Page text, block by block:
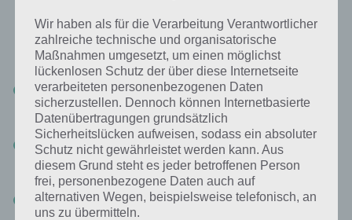
Neben Spielspaß kann WORDR auch dabei unterstützen, die
Sprachkenntnisse in den 4 Sprachen zu verbessern, bzw. zu
erweitern sowie mit Menschen aus aller Welt in Kontakt zu
bringen, die diese Sprachen sprechen.
Asynchron: Die Spieler müssen nicht zur gleichen Zeit online sein,
wenn sie eine Runde spielen, sondern können eine Runde
abschließen und später fortsetzen.
Multi-spieler:Zwischen 2 und 5 Teilnehmer können bei einem
Spiel mitmachen. Ein Spiel hat 5 Runden.
Tipp: Im Trainingsmodus kann ein Spieler alleine üben/spielen.
15 Kategorien: In jedem Spiel werden 5 aus 15 Kategorien gespielt
Wir haben als für die Verarbeitung Verantwortlicher
zahlreiche technische und organisatorische
Maßnahmen umgesetzt, um einen möglichst
lückenlosen Schutz der über diese Internetseite
verarbeiteten personenbezogenen Daten
sicherzustellen. Dennoch können Internetbasierte
Datenübertragungen grundsätzlich
Sicherheitslücken aufweisen, sodass ein absoluter
Schutz nicht gewährleistet werden kann. Aus
diesem Grund steht es jeder betroffenen Person
frei, personenbezogene Daten auch auf
alternativen Wegen, beispielsweise telefonisch, an
uns zu übermitteln.